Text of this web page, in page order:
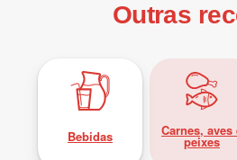
Outras
Bebidas Carnes, aves
peixes